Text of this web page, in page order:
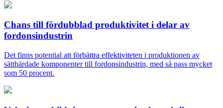
Chans till fördubblad produktivitet i delar av
fordonsindustrin
Det finns potential att förbättra effektiviteten i produktionen av
sätthärdade komponenter till fordonsindustrin, med så pass mycket
som 50 procent.